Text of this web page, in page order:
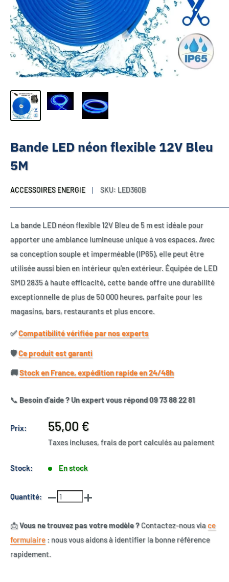
Bande LED néon flexible 12V Bleu
5M
ACCESSOIRES ENERGIE SKU: LED360B
La bande LED néon flexible 12V Bleu de 5 m est idéale pour
apporter une ambiance lumineuse unique à vos espaces. Avec
sa conception souple et imperméable (IP65), elle peut être
utilisée aussi bien en intérieur qu'en extérieur. Équipée de LED
SMD 2835 à haute efficacité, cette bande offre une durabilité
exceptionnelle de plus de 50 000 heures, parfaite pour les
magasins, bars, restaurants et plus encore.
✅​Compatibilité vérifiée par nos experts
🛡️​Ce produit est garanti
🚚​Stock en France, expédition rapide en 24/48h
📞 Besoin d’aide ? Un expert vous répond 09 73 88 22 81
Prix:
Prix
réduit
55,00 €
Taxes incluses, frais de port calculés au paiement
Stock: En stock
Quantité:
📩Vous ne trouvez pas votre modèle ?Contactez-nous viace
formulaire : nous vous aidons à identifier la bonne référence
rapidement.